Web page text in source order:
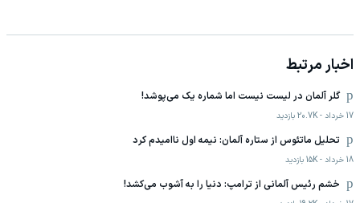
اخبار مرتبط
گلر آلمان در لیست نیست اما شماره یک می‌پوشد!
17 خرداد -
20.7K بازدید
تحلیل ماتئوس از ستاره آلمان: نیمه اول ناامیدم کرد
18 خرداد -
15K بازدید
خشم رئیس آلمانی از ترامپ: دنیا را به آشوب می‌کشد!